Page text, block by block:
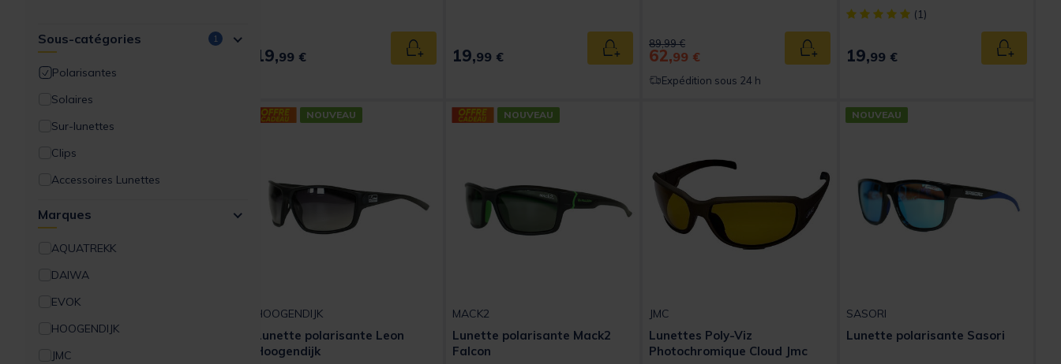
Bagagerie, rangement, transport
Sous-catégories 1
Polarisantes
Solaires
Sur-lunettes
Clips
Accessoires Lunettes
Marques
AQUATREKK
DAIWA
EVOK
HOOGENDIJK
JMC
19,99 € Ajouter au panier
19,99 € Ajouter au panier
Price reduced from
89,99 €to
62,99 € Ajouter au panier
Expédition sous 24 h
[object Object] out of 5 Customer Rating
(1)
19,99 € Ajouter
NOUVEAU
HOOGENDIJK
Lunette polarisante Leon
Hoogendijk
NOUVEAU
MACK2
Lunette polarisante Mack2
Falcon
JMC
Lunettes Poly-Viz
Photochromique Cloud Jmc
NOUVEAU
SASORI
Lunette polarisante Sasori